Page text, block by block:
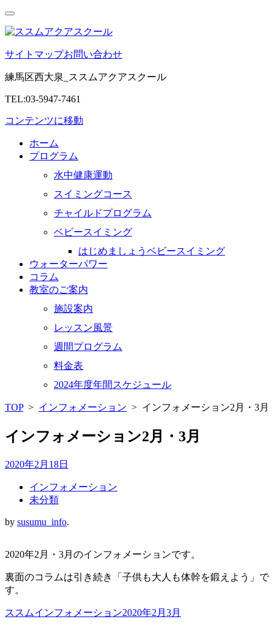
サイトマップお問い合わせ
練馬区西大泉_ススムアクアスクール
TEL:03-5947-7461
コンテンツに移動
ホーム
プログラム
水中健康運動
スイミングコース
チャイルドプログラム
ベビースイミング
はじめましょうベビースイミング
ウォーターパワー
コラム
教室のご案内
施設案内
レッスン風景
週間プログラム
料金表
2024年度年間スケジュール
TOP> インフォメーション > インフォメーション2月・3月
インフォメーション2月・3月
2020年2月18日
インフォメーション
未分類
by susumu_info.
2020年2月・3月のインフォメーションです。
裏面のコラムは引き続き「子供も大人も体幹を鍛えよう」で
す。
ススムインフォメーション2020年2月3月